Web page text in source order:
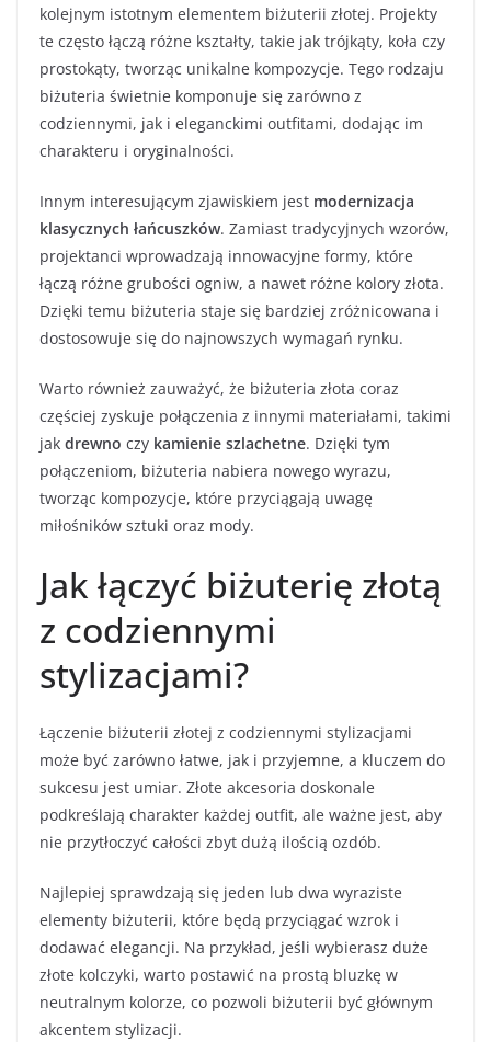
kolejnym istotnym elementem biżuterii złotej. Projekty
te często łączą różne kształty, takie jak trójkąty, koła czy
prostokąty, tworząc unikalne kompozycje. Tego rodzaju
biżuteria świetnie komponuje się zarówno z
codziennymi, jak i eleganckimi outfitami, dodając im
charakteru i oryginalności.
Innym interesującym zjawiskiem jest modernizacja
klasycznych łańcuszków. Zamiast tradycyjnych wzorów,
projektanci wprowadzają innowacyjne formy, które
łączą różne grubości ogniw, a nawet różne kolory złota.
Dzięki temu biżuteria staje się bardziej zróżnicowana i
dostosowuje się do najnowszych wymagań rynku.
Warto również zauważyć, że biżuteria złota coraz
częściej zyskuje połączenia z innymi materiałami, takimi
jak drewno czy kamienie szlachetne. Dzięki tym
połączeniom, biżuteria nabiera nowego wyrazu,
tworząc kompozycje, które przyciągają uwagę
miłośników sztuki oraz mody.
Jak łączyć biżuterię złotą
z codziennymi
stylizacjami?
Łączenie biżuterii złotej z codziennymi stylizacjami
może być zarówno łatwe, jak i przyjemne, a kluczem do
sukcesu jest umiar. Złote akcesoria doskonale
podkreślają charakter każdej outfit, ale ważne jest, aby
nie przytłoczyć całości zbyt dużą ilością ozdób.
Najlepiej sprawdzają się jeden lub dwa wyraziste
elementy biżuterii, które będą przyciągać wzrok i
dodawać elegancji. Na przykład, jeśli wybierasz duże
złote kolczyki, warto postawić na prostą bluzkę w
neutralnym kolorze, co pozwoli biżuterii być głównym
akcentem stylizacji.